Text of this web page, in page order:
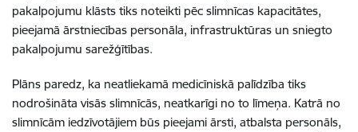
pakalpojumu klāsts tiks noteikti pēc slimnīcas kapacitātes,
pieejamā ārstniecības personāla, infrastruktūras un sniegto
pakalpojumu sarežģītības.
Plāns paredz, ka neatliekamā medicīniskā palīdzība tiks
nodrošināta visās slimnīcās, neatkarīgi no to līmeņa. Katrā no
slimnīcām iedzīvotājiem būs pieejami ārsti, atbalsta personāls,